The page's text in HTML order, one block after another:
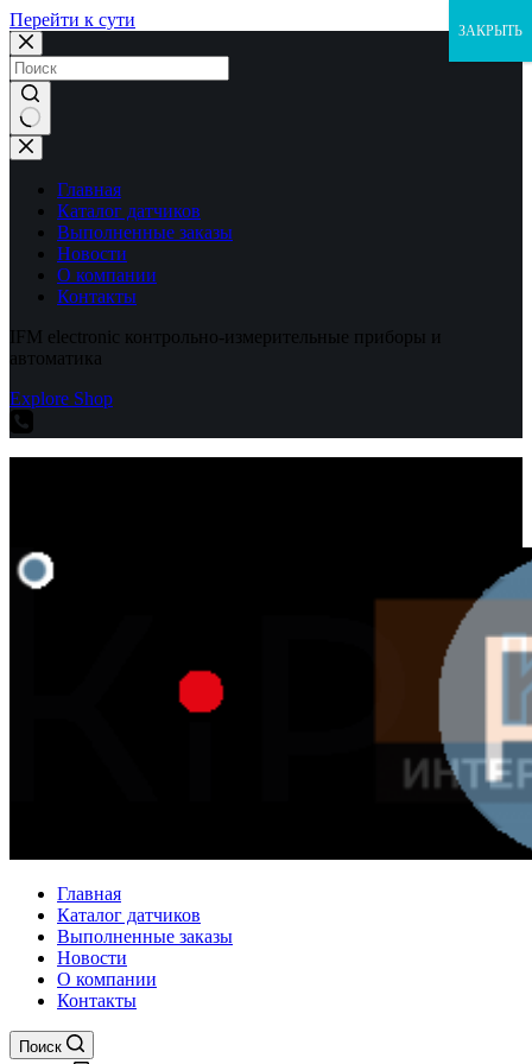
Перейти к сути
Ничего
не
найденоГлавная
Каталог датчиков
Выполненные заказы
Новости
О компании
Контакты
IFM electronic контрольно-измерительные приборы и
автоматика
Explore Shop
Главная
Каталог датчиков
Выполненные заказы
Новости
О компании
Контакты
Поиск
ЗАКРЫТЬ